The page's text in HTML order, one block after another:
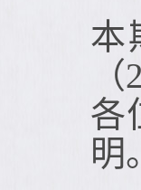
本
各
明。